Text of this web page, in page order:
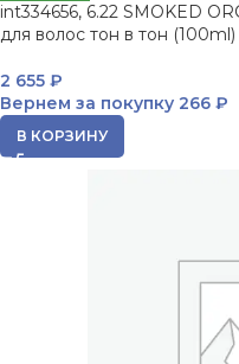
int334656, 6.22 SMOKED
для волос тон в тон
2 655 ₽
Вернем за покупку 266 ₽
В КОРЗИНУ